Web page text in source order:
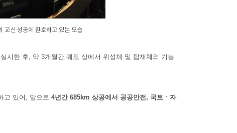
교신 성공에 환호하고 있는 모습
시한 후, 약 3개월간 궤도 상에서 위성체 및 탑재체의 기능
고 있어, 앞으로 4년간 685km 상공에서 공공안전, 국토ㆍ자